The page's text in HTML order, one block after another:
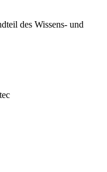
des Wissens- und